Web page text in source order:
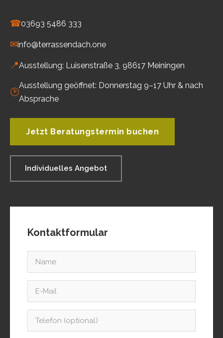
☎03693 5486 333
✉info@terrassendach.one
📍Ausstellung: Luisenstraße 3, 98617 Meiningen
🕑
Ausstellung geöffnet: Donnerstag 9–17 Uhr & nach
Absprache
Jetzt Beratungstermin buchen
Individuelles Angebot
Kontaktformular